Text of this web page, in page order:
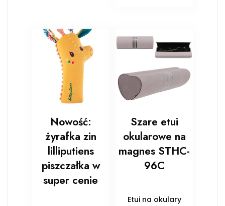
Nowość:
żyrafka zin
lilliputiens
piszczałka w
super cenie
Szare etui
okularowe na
magnes STHC-
96C
Etui na okulary